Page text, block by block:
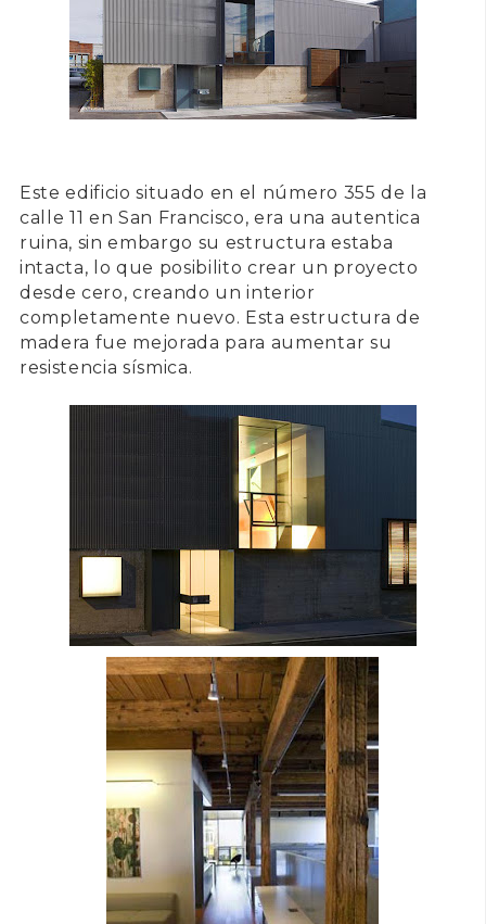
Este edificio situado en el número 355 de la
calle 11 enSan Francisco, era una autentica
ruina, sin embargo su estructura estaba
intacta, lo que posibilito crear un proyecto
desde cero, creando un interior
completamente nuevo. Esta estructura de
madera fue mejorada para aumentar su
resistencia sísmica.